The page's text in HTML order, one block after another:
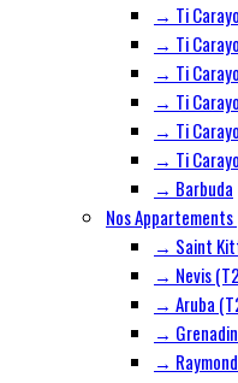
→ Ti
→ Ti
→ Ti
→ Ti
→ Ti
→ Ti
→ Barbuda
Nos Appartements
→ Saint
→ Nevis
→ Aruba
→
→